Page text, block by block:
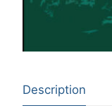
Description